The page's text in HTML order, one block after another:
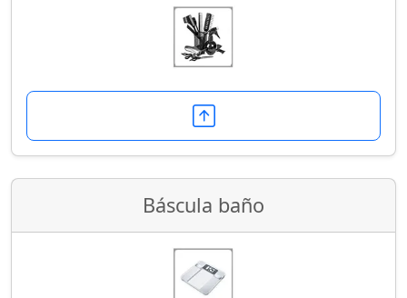
Báscula baño